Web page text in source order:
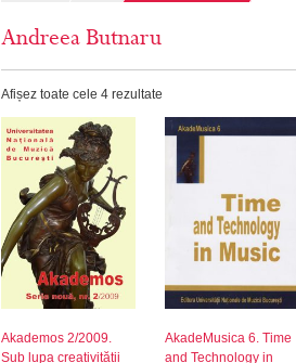
Andreea Butnaru
Afișez toate cele 4 rezultate
Akademos 2/2009.
Sub lupa creativității
AkadeMusica 6. Time
and Technology in